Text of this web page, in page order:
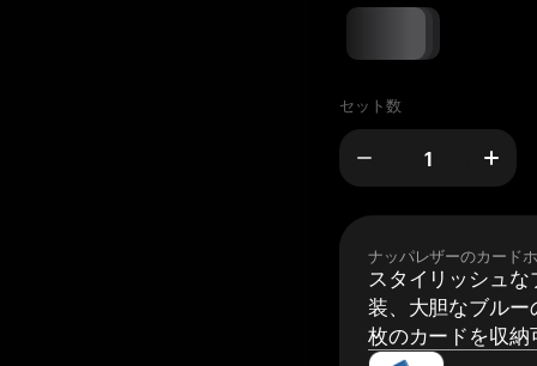
セット数
ナッパレザーのカード
スタイリッシュ
装、大胆なブルー
枚のカードを収納